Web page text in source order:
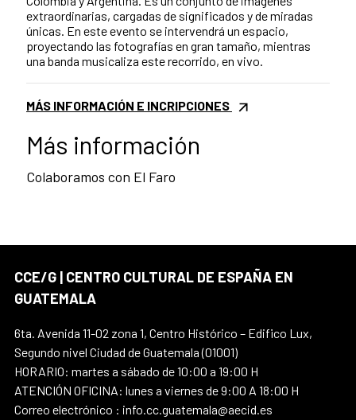
extraordinarias, cargadas de significados y de miradas
únicas. En este evento se intervendrá un espacio,
proyectando las fotografías en gran tamaño, mientras
una banda musicaliza este recorrido, en vivo.
MÁS INFORMACIÓN E INCRIPCIONES
Más información
Colaboramos con El Faro
CCE/G | CENTRO CULTURAL DE ESPAÑA EN
GUATEMALA
6ta. Avenida 11-02 zona 1, Centro Histórico – Edifico Lux,
Segundo nivel Ciudad de Guatemala (01001)
HORARIO: martes a sábado de 10:00 a 19:00 H
ATENCIÓN OFICINA: lunes a viernes de 9:00 A 18:00 H
Correo electrónico : info.cc.guatemala@aecid.es